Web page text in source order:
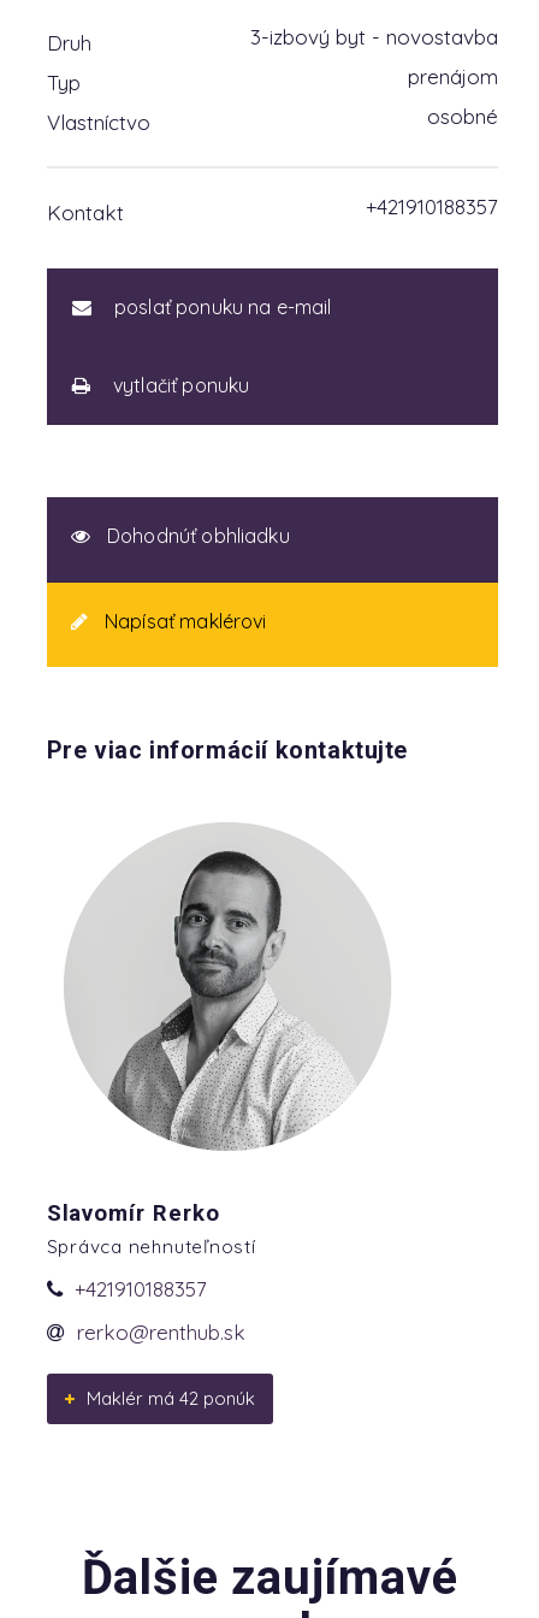
Druh
3-izbový byt - novostavba
Typ
prenájom
Vlastníctvo
osobné
Kontakt +421910188357
poslať ponuku na e-mail
vytlačiť ponuku
Dohodnúť obhliadku
Napísať maklérovi
Pre viac informácií kontaktujte
Slavomír Rerko
Správca nehnuteľností
+421910188357
rerko@renthub.sk
Maklér má 42 ponúk
Ďalšie zaujímavé